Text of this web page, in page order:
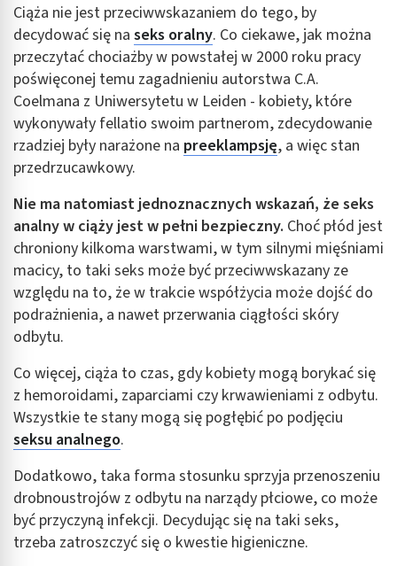
Ciąża nie jest przeciwwskazaniem do tego, by
decydować się na seks oralny. Co ciekawe, jak można
przeczytać chociażby w powstałej w 2000 roku pracy
poświęconej temu zagadnieniu autorstwa C.A.
Coelmana z Uniwersytetu w Leiden - kobiety, które
wykonywały fellatio swoim partnerom, zdecydowanie
rzadziej były narażone na preeklampsję, a więc stan
przedrzucawkowy.
Nie ma natomiast jednoznacznych wskazań, że seks
analny w ciąży jest w pełni bezpieczny. Choć płód jest
chroniony kilkoma warstwami, w tym silnymi mięśniami
macicy, to taki seks może być przeciwwskazany ze
względu na to, że w trakcie współżycia może dojść do
podrażnienia, a nawet przerwania ciągłości skóry
odbytu.
Co więcej, ciąża to czas, gdy kobiety mogą borykać się
z hemoroidami, zaparciami czy krwawieniami z odbytu.
Wszystkie te stany mogą się pogłębić po podjęciu
seksu analnego.
Dodatkowo, taka forma stosunku sprzyja przenoszeniu
drobnoustrojów z odbytu na narządy płciowe, co może
być przyczyną infekcji. Decydując się na taki seks,
trzeba zatroszczyć się o kwestie higieniczne.